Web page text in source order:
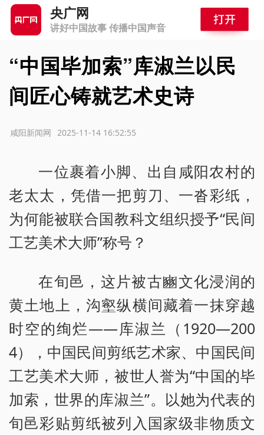
央广网
讲好中国故事 传播中国声音
“中国毕加索”库淑兰以民
间匠心铸就艺术史诗
2025-11-14 16:52:55
咸阳新闻网
一位裹着小脚、出自咸阳农村的
老太太，凭借一把剪刀、一沓彩纸，
为何能被联合国教科文组织授予“民间
工艺美术大师”称号？
在旬邑，这片被古豳文化浸润的
黄土地上，沟壑纵横间藏着一抹穿越
时空的绚烂——库淑兰（1920—200
4），中国民间剪纸艺术家、中国民间
工艺美术大师，被世人誉为“中国的毕
加索，世界的库淑兰”。以她为代表的
旬邑彩贴剪纸被列入国家级非物质文